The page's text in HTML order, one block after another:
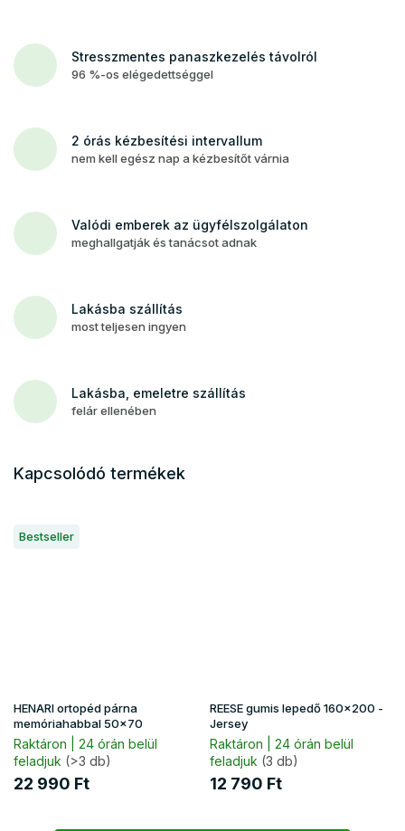
Stresszmentes panaszkezelés távolról
96 %-os elégedettséggel
2 órás kézbesítési intervallum
nem kell egész nap a kézbesítőt várnia
Valódi emberek az ügyfélszolgálaton
meghallgatják és tanácsot adnak
Lakásba szállítás
most teljesen ingyen
Lakásba, emeletre szállítás
felár ellenében
Kapcsolódó termékek
Bestseller
HENARI ortopéd párna
memóriahabbal 50x70
Raktáron | 24 órán belül
feladjuk (>3 db)
22 990 Ft
REESE gumis lepedő 160x200 -
Jersey
Raktáron | 24 órán belül
feladjuk (3 db)
12 790 Ft